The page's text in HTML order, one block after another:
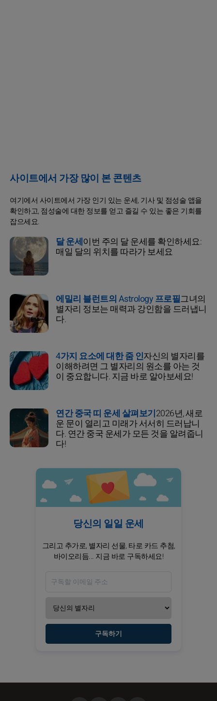
사이트에서 가장 많이 본 콘텐츠
여기에서 사이트에서 가장 인기 있는 운세, 기사 및 점성술 앱을
확인하고, 점성술에 대한 정보를 얻고 즐길 수 있는 좋은 기회를
잡으세요.
달 운세이번 주의 달 운세를 확인하세요:
매일 달의 위치를 따라가 보세요
에밀리 블런트의 Astrology 프로필그녀의
별자리 정보는 매력과 강인함을 드러냅니
다.
4가지 요소에 대한 줌 인자신의 별자리를
이해하려면 그 별자리의 원소를 아는 것
이 중요합니다. 지금 바로 알아보세요!
연간 중국 띠 운세 살펴보기2026년, 새로
운 문이 열리고 미래가 서서히 드러납니
다. 연간 중국 운세가 모든 것을 알려줍니
다!
당신의 일일 운세
그리고 추가로, 별자리 선물, 타로 카드 추첨,
바이오리듬... 지금 바로 구독하세요!
구독하기